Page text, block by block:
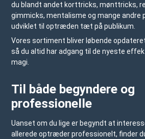
du blandt andet korttricks, mønttricks,
gimmicks, mentalisme og mange andre
udviklet til optræden tæt på publikum.
Vores sortiment bliver løbende
så du altid har adgang til de nyeste
magi.
Til både begyndere og
professionelle
Uanset om du lige er begyndt at
allerede optræder professionelt, finder